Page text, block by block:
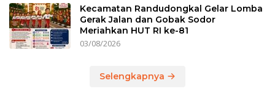
Kecamatan Randudongkal Gelar Lomba
Gerak Jalan dan Gobak Sodor
Meriahkan HUT RI ke-81
03/08/2026
Selengkapnya